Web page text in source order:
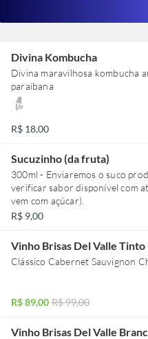
Divina Kombucha
Divina maravilhosa kombucha
paraibana
R$ 18,00
Sucuzinho (da fruta)
300ml - Enviaremos o suco
verificar sabor disponível com
vem com açúcar).
R$ 9,00
Vinho Brisas Del Valle Tinto
Clássico Cabernet Sauvignon
R$ 89,00 R$ 99,00
Vinho Brisas Del Valle